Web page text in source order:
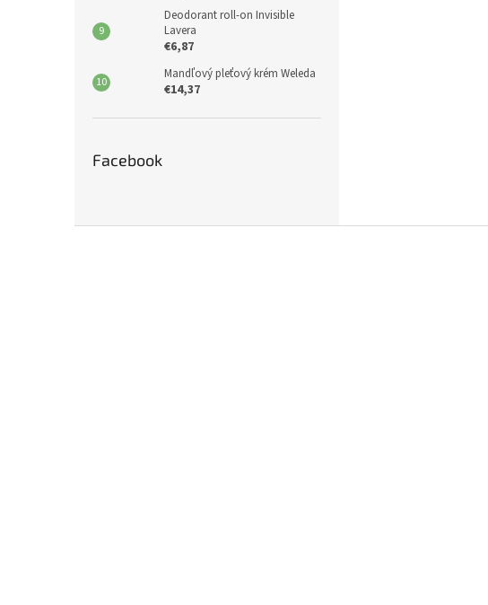
Deodorant roll-on Invisible
Lavera
€6,87
Mandľový pleťový krém Weleda
€14,37
Facebook